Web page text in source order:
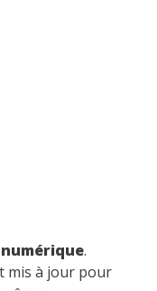
.
mis à jour pour